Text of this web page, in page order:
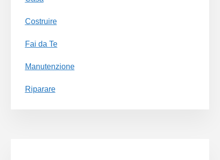
Costruire
Fai da Te
Manutenzione
Riparare